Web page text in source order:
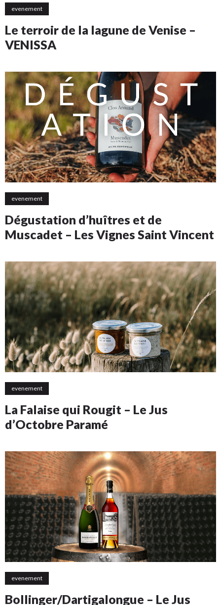
evenement
Le terroir de la lagune de Venise –
VENISSA
evenement
Dégustation d’huîtres et de
Muscadet – Les Vignes Saint Vincent
evenement
La Falaise qui Rougit – Le Jus
d’Octobre Paramé
evenement
Bollinger/Dartigalongue – Le Jus